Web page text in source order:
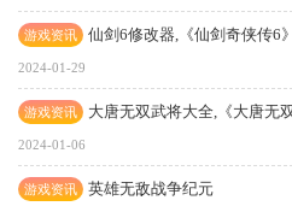
游戏资讯 仙剑6修改器,《仙剑奇侠传6
2024-01-29
游戏资讯 大唐无双武将大全,《大唐无
2024-01-06
游戏资讯 英雄无敌战争纪元